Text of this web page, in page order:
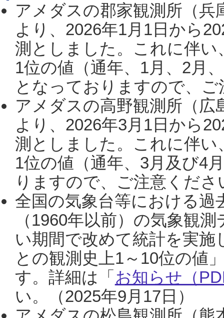
アメダスの郡家観測所（
より、2026年1月1日から
測としました。これに伴い
1位の値（通年、1月、2月
となっておりますので、
アメダスの高野観測所（
より、2026年3月1日から
測としました。これに伴い
1位の値（通年、3月及び4
りますので、ご注意くだ
全国の気象台等における過
（1960年以前）の気象観
い期間で改めて統計を実
との観測史上1～10位の値
す。詳細は「 お知らせ（
い。（2025年9月17日）